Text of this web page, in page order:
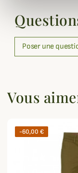
Poser une
Vous
-60,00 €